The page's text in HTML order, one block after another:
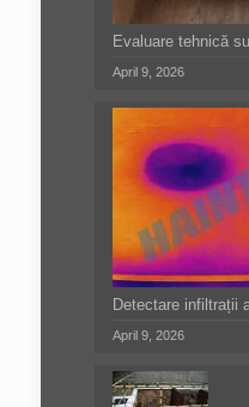
Evaluare tehnică
April 9, 2026
Detectare infiltrații
April 9, 2026